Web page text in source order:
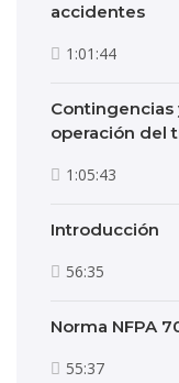
accidentes
1:01:44
operación del
1:05:43
Introducción
56:35
Norma NFPA
55:37